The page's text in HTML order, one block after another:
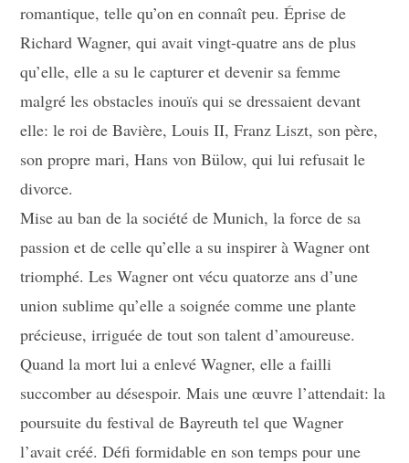
romantique, telle qu’on en connaît peu. Éprise de
Richard Wagner, qui avait vingt-quatre ans de plus
qu’elle, elle a su le capturer et devenir sa femme
malgré les obstacles inouïs qui se dressaient devant
elle: le roi de Bavière, Louis II, Franz Liszt, son père,
son propre mari, Hans von Bülow, qui lui refusait le
divorce.
Mise au ban de la société de Munich, la force de sa
passion et de celle qu’elle a su inspirer à Wagner ont
triomphé. Les Wagner ont vécu quatorze ans d’une
union sublime qu’elle a soignée comme une plante
précieuse, irriguée de tout son talent d’amoureuse.
Quand la mort lui a enlevé Wagner, elle a failli
succomber au désespoir. Mais une œuvre l’attendait: la
poursuite du festival de Bayreuth tel que Wagner
l’avait créé. Défi formidable en son temps pour une